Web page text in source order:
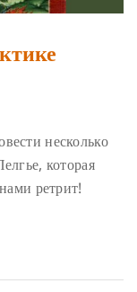
несколько
которая
ретрит!